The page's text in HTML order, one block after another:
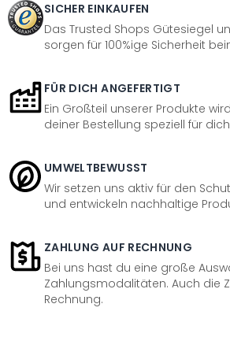
SICHER EINKAUFEN
Das Trusted Shops Gütesiegel
sorgen für 100%ige Sicherheit
FÜR DICH ANGEFERTIGT
Ein Großteil unserer Produkte
deiner Bestellung speziell für
UMWELTBEWUSST
Wir setzen uns aktiv für den
und entwickeln nachhaltige
ZAHLUNG AUF RECHNUNG
Bei uns hast du eine große
Zahlungsmodalitäten. Auch die
Rechnung.